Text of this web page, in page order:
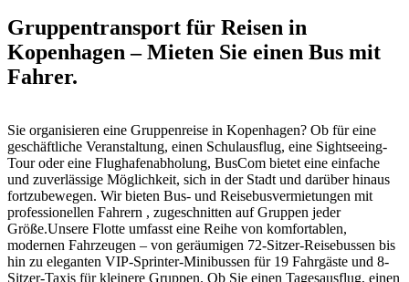
Gruppentransport für Reisen in
Kopenhagen – Mieten Sie einen Bus mit
Fahrer.
Sie organisieren eine Gruppenreise in Kopenhagen? Ob für eine
geschäftliche Veranstaltung, einen Schulausflug, eine Sightseeing-
Tour oder eine Flughafenabholung, BusCom bietet eine einfache
und zuverlässige Möglichkeit, sich in der Stadt und darüber hinaus
fortzubewegen. Wir bieten Bus- und Reisebusvermietungen mit
professionellen Fahrern , zugeschnitten auf Gruppen jeder
Größe.Unsere Flotte umfasst eine Reihe von komfortablen,
modernen Fahrzeugen – von geräumigen 72-Sitzer-Reisebussen bis
hin zu eleganten VIP-Sprinter-Minibussen für 19 Fahrgäste und 8-
Sitzer-Taxis für kleinere Gruppen. Ob Sie einen Tagesausflug, einen